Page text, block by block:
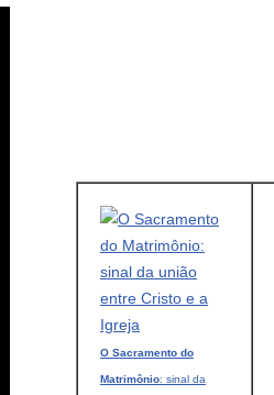
O Sacramento do
Matrimônio: sinal da